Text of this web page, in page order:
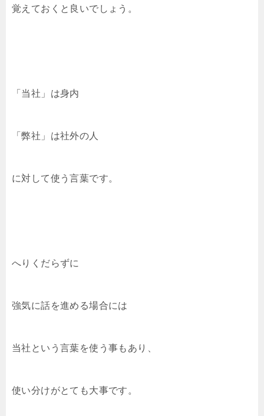
覚えておくと良いでしょう。
「当社」は身内
「弊社」は社外の人
に対して使う言葉です。
へりくだらずに
強気に話を進める場合には
当社という言葉を使う事もあり、
使い分けがとても大事です。